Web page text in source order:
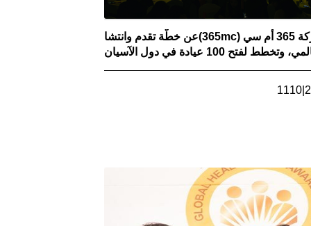
تعلن شركة 365 أم سي (365mc)عن خطّة تقدم وانتشار
وتخطط لفتح 100 عيادة في دول الآسيان
|
1110